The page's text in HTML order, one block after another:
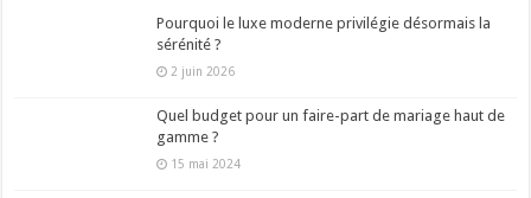
Pourquoi le luxe moderne privilégie désormais la
sérénité ?
2 juin 2026
Quel budget pour un faire-part de mariage haut de
gamme ?
15 mai 2024